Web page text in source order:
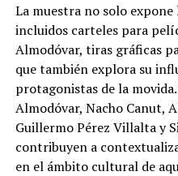
La muestra no solo
incluidos carteles para
Almodóvar, tiras gráficas
que también explora su
protagonistas de la
Almodóvar, Nacho Canut,
Guillermo Pérez Villalta y
contribuyen a
en el ámbito cultural de